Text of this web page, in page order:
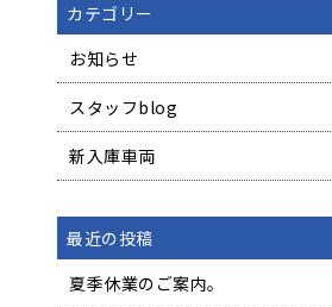
カテゴリー
お知らせ
スタッフblog
新入庫車両
最近の投稿
夏季休業のご案内。